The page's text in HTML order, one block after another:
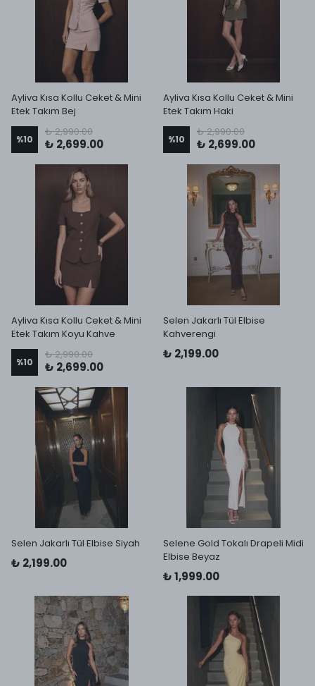
Ayliva Kısa Kollu Ceket & Mini
Etek Takım Bej
%10
₺ 2,990.00
₺ 2,699.00
Ayliva Kısa Kollu Ceket & Mini
Etek Takım Haki
%10
₺ 2,990.00
₺ 2,699.00
Ayliva Kısa Kollu Ceket & Mini
Etek Takım Koyu Kahve
%10
₺ 2,990.00
₺ 2,699.00
Selen Jakarlı Tül Elbise
Kahverengi
₺ 2,199.00
Selen Jakarlı Tül Elbise Siyah
₺ 2,199.00
Selene Gold Tokalı Drapeli Midi
Elbise Beyaz
₺ 1,999.00